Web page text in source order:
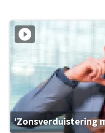
'Zonsverduistering